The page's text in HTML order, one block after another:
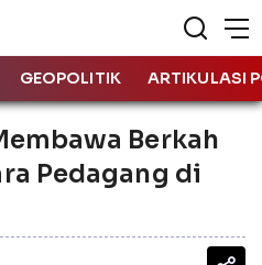
GEOPOLITIK ARTIKULASI
Berkah
Pedagang di